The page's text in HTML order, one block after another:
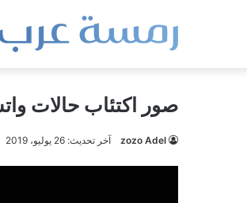
صور اكتئاب حالات
zozo Adel آخر تحديث: 26 يوليو، 2019